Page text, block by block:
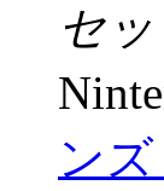
セ
ン